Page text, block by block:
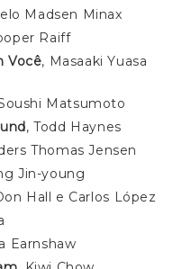
Madsen Minax
Raiff
Você, Masaaki Yuasa
Matsumoto
, Todd Haynes
Thomas Jensen
Jin-young
Hall e Carlos López
Earnshaw